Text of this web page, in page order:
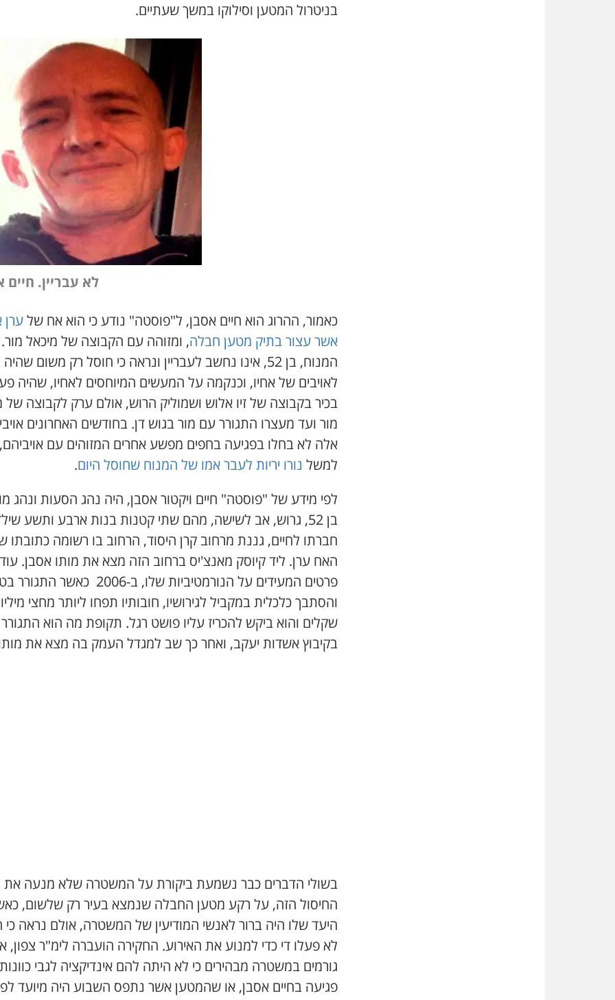
בניטרול המטען וסילוקו במשך שעתיים.
לא עבריין. חיים
כאמור, ההרוג הוא חיים אסבן, ל"פוסטה" נודע כי הוא אח שלערן
אשר עצור בתיק מטען חבלה, ומזוהה עם הקבוצה של מיכאל מור.
המנוח, בן 52, אינו נחשב לעבריין ונראה כי חוסל רק משום
לאויבים של אחיו, וכנקמה על המעשים המיוחסים לאחיו, שהיה
בכיר בקבוצה של זיו אלוש ושמוליק הרוש, אולם ערק לקבוצה של
מור ועד מעצרו התגורר עם מור בגוש דן. בחודשים האחרונים
אלה לא בחלו בפגיעה בחפים מפשע אחרים המזוהים עם
למשל נורו יריות לעבר אמו של המנוח שחוסל היום.
לפי מידע של "פוסטה" חיים ויקטור אסבן, היה נהג הסעות ונהג
בן 52, גרוש, אב לשישה, מהם שתי קטנות בנות ארבע ותשע
חברתו לחיים, גננת מרחוב קרן היסוד, הרחוב בו רשומה כתובתו
האח ערן. ליד קיוסק מאנצ'יס ברחוב הזה מצא את מותו אסבן. עוד
פרטים המעידים על הנורמטיביות שלו, ב-2006
והסתבך כלכלית במקביל לגירושיו, חובותיו תפחו ליותר מחצי
שקלים והוא ביקש להכריז עליו פושט רגל. תקופת מה הוא התגורר
בקיבוץ אשדות יעקב, ואחר כך שב למגדל העמק בה מצא את
בשולי הדברים כבר נשמעת ביקורת על המשטרה שלא מנעה את
החיסול הזה, על רקע מטען החבלה שנמצא בעיר רק שלשום,
היעד שלו היה ברור לאנשי המודיעין של המשטרה, אולם נראה כי
לא פעלו די כדי למנוע את האירוע. החקירה הועברה לימ"ר צפון,
גורמים במשטרה מבהירים כי לא היתה להם אינדיקציה לגבי כוונות
פגיעה בחיים אסבן, או שהמטען אשר נתפס השבוע היה מיועד